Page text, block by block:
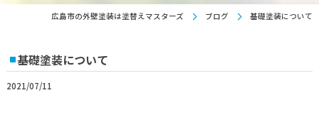
広島市の外壁塗装は塗替えマスターズ ブログ 基礎塗装について
基礎塗装について
2021/07/11